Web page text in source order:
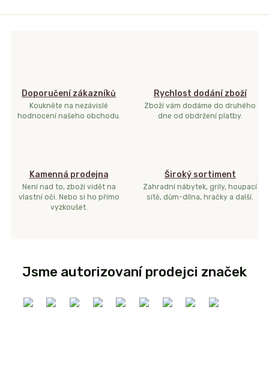
Doporučení zákazníků
Koukněte na nezávislé
hodnocení našeho obchodu.
Rychlost dodání zboží
Zboží vám dodáme do druhého
dne od obdržení platby.
Kamenná prodejna
Není nad to, zboží vidět na
vlastní oči. Nebo si ho přímo
vyzkoušet.
Široký sortiment
Zahradní nábytek, grily, houpací
sítě, dům-dílna, hračky a další.
Jsme autorizovaní prodejci značek